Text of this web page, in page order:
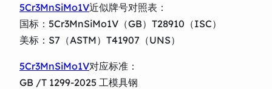
5Cr3MnSiMo1V近似牌号对照表：
国标：5Cr3MnSiMo1V（GB）T28910（ISC）
美标：S7（ASTM）T41907（UNS）
5Cr3MnSiMo1V对应标准：
GB /T 1299-2025 工模具钢